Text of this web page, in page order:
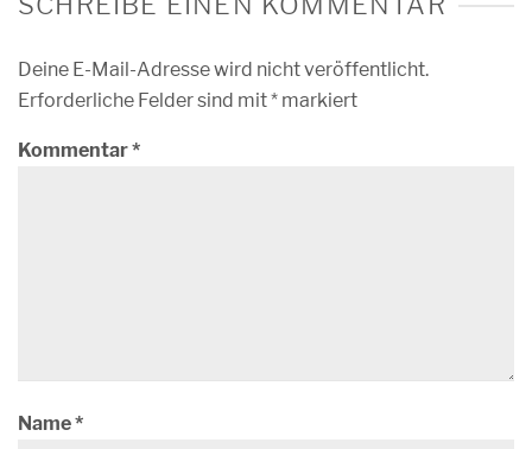
Deine E-Mail-Adresse wird nicht veröffentlicht.
Erforderliche Felder sind mit* markiert
Kommentar*
Name*